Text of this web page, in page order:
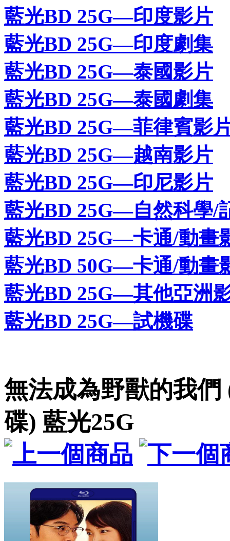
藍光BD 25G—印度影片
藍光BD 25G—印度劇集
藍光BD 25G—泰國影片
藍光BD 25G—泰國劇集
藍光BD 25G—菲律賓影
藍光BD 25G—越南影片
藍光BD 25G—印尼影片
藍光BD 25G—自然科學/
藍光BD 25G—卡通/動畫
藍光BD 50G—卡通/動畫
藍光BD 25G—其他亞洲
藍光BD 25G—試機碟
無法成為野獸的我
碟) 藍光25G